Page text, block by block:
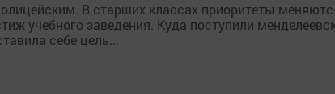
В старших классах приоритеты
учебного заведения. Куда поступили
себе цель...